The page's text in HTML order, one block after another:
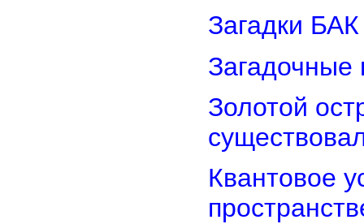
Загадки
Загадочные
Золотой
Квантовое